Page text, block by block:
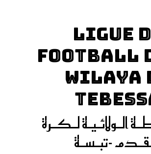
LIGUE
FOOTBALL
WILAYA
الـولائـيـة لـكـرة
-تبـسـة